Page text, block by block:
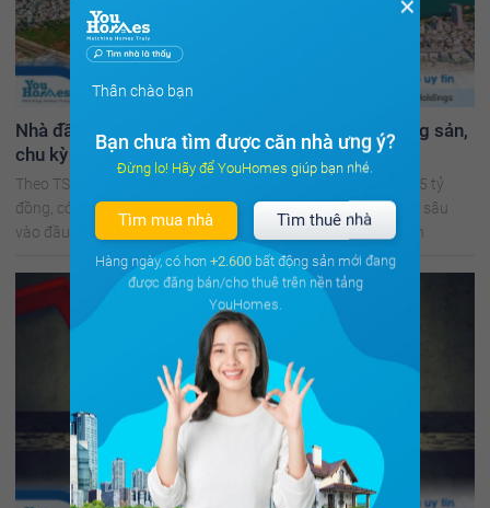
Nhà đầu tư đã chấp nhận xuống tiền mua bất động sản,
chu kỳ tăng trưởng mới bắt đầu?
Theo TS Nguyễn Văn Đính, các sản phẩm bất động sản trên 5 tỷ
đồng, có mức giá đi ngang một thời gian sau giai đoạn cắt lỗ sâu
vào đầu năm nay đã được nhà đầu tư "chấp nhận" xuống tiền
✕
Thân chào bạn
Bạn chưa tìm được căn nhà ưng ý?
Đừng lo! Hãy để YouHomes giúp bạn nhé.
Tìm mua nhà Tìm thuê nhà
Hàng ngày, có hơn +2.600bất động sản mới đang
được đăng bán/cho thuê trên nền tảng
YouHomes.